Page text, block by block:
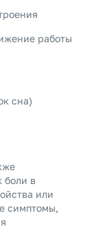
работы
сна)
боли в
или
симптомы,